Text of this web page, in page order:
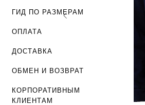
ГИД ПО РАЗМЕРАМ
ОПЛАТА
ДОСТАВКА
КОРПОРАТИВНЫМ
КЛИЕНТАМ
ОБМЕН И ВОЗВРАТ